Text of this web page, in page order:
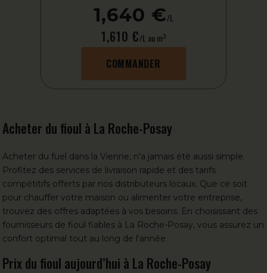
1,640 €/L
1,610 €/L au m3
COMMANDER
Acheter du fioul à La Roche-Posay
Acheter du fuel dans la Vienne, n'a jamais été aussi simple.
Profitez des services de livraison rapide et des tarifs
compétitifs offerts par nos distributeurs locaux. Que ce soit
pour chauffer votre maison ou alimenter votre entreprise,
trouvez des offres adaptées à vos besoins. En choisissant des
fournisseurs de fioul fiables à La Roche-Posay, vous assurez un
confort optimal tout au long de l'année.
Prix du fioul aujourd’hui à La Roche-Posay